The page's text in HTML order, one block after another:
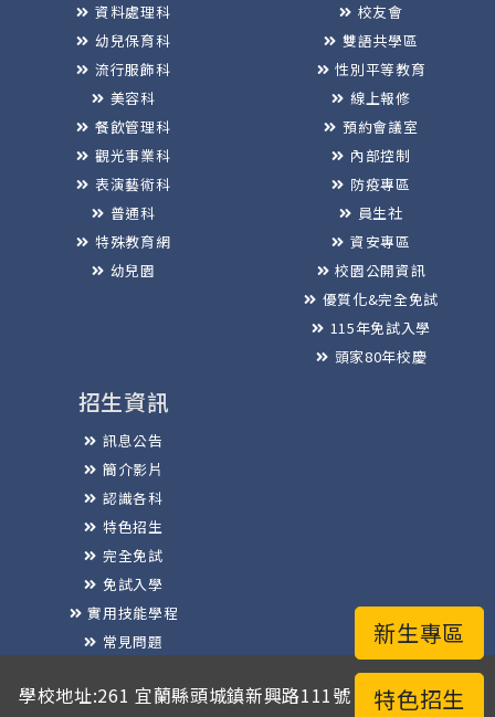
特色招生
新生專區
資料處理科
幼兒保育科
流行服飾科
美容科
餐飲管理科
觀光事業科
表演藝術科
普通科
特殊教育網
幼兒園
校友會
雙語共學區
性別平等教育
線上報修
預約會議室
內部控制
防疫專區
員生社
資安專區
校園公開資訊
優質化&完全免試
115年免試入學
頭家80年校慶
招生資訊
訊息公告
簡介影片
認識各科
特色招生
完全免試
免試入學
實用技能學程
常見問題
學校地址:261 宜蘭縣頭城鎮新興路111號 / 電話總機:03-